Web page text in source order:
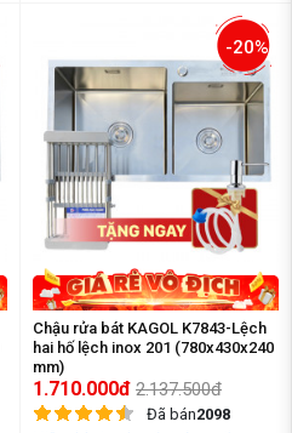
-20%
Chậu rửa bát KAGOL K7843-Lệch
hai hố lệch inox 201 (780x430x240
mm)
1.710.000đ 2.137.500đ
Đã bán2098